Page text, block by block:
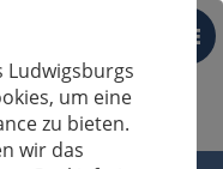
DE
Ludwigsburgs
um eine
zu bieten.
wir das